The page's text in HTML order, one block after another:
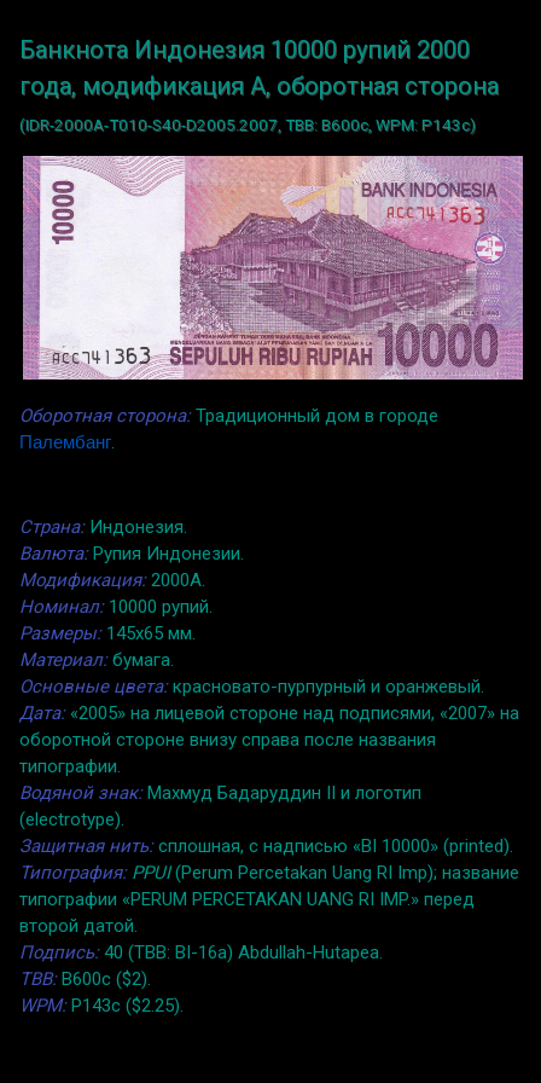
Банкнота Индонезия 10000 рупий 2000
года, модификация A, оборотная сторона
(IDR-2000A-T010-S40-D2005.2007, TBB: B600c, WPM: P143c)
Оборотная сторона:Традиционный дом в городе
Палембанг.
Страна:Индонезия.
Валюта:Рупия Индонезии.
Модификация:2000A.
Номинал:10000 рупий.
Размеры:145x65 мм.
Материал:бумага.
Основные цвета:красновато-пурпурный и оранжевый.
Дата:«2005» на лицевой стороне над подписями, «2007» на
оборотной стороне внизу справа после названия
типографии.
Водяной знак:Махмуд Бадаруддин II и логотип
(electrotype).
Защитная нить:сплошная, с надписью «BI 10000» (printed).
Типография: PPUI(Perum Percetakan Uang RI Imp); название
типографии «PERUM PERCETAKAN UANG RI IMP.» перед
второй датой.
Подпись:40 (TBB: BI-16a) Abdullah-Hutapea.
TBB:B600c ($2).
WPM:P143c ($2.25).